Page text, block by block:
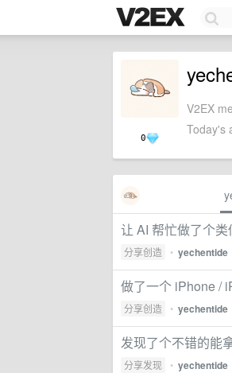
0
V2EX
Today's
让 AI 帮忙做了个
分享创造 • yechentide
做了一个 iPhone /
分享创造 • yechentide
发现了个不错的能
分享发现 • yechentide